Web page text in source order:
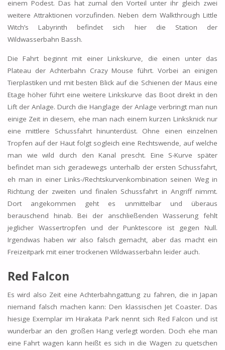
einem Podest. Das hat zumal den Vorteil unter ihr gleich zwei
weitere Attraktionen vorzufinden. Neben dem Walkthrough Little
Witch’s Labyrinth befindet sich hier die Station der
Wildwasserbahn Bassh.
Die Fahrt beginnt mit einer Linkskurve, die einen unter das
Plateau der Achterbahn Crazy Mouse führt. Vorbei an einigen
Tierplastiken und mit besten Blick auf die Schienen der Maus eine
Etage höher führt eine weitere Linkskurve das Boot direkt in den
Lift der Anlage. Durch die Hanglage der Anlage verbringt man nun
einige Zeit in diesem, ehe man nach einem kurzen Linksknick nur
eine mittlere Schussfahrt hinunterdüst. Ohne einen einzelnen
Tropfen auf der Haut folgt sogleich eine Rechtswende, auf welche
man wie wild durch den Kanal prescht. Eine S-Kurve später
befindet man sich geradewegs unterhalb der ersten Schussfahrt,
eh man in einer Links-/Rechtskurvenkombination seinen Weg in
Richtung der zweiten und finalen Schussfahrt in Angriff nimmt.
Dort angekommen geht es unmittelbar und überaus
berauschend hinab. Bei der anschließenden Wasserung fehlt
jeglicher Wassertropfen und der Punktescore ist gegen Null.
Irgendwas haben wir also falsch gemacht, aber das macht ein
Freizeitpark mit einer trockenen Wildwasserbahn leider auch.
Red Falcon
Es wird also Zeit eine Achterbahngattung zu fahren, die in Japan
niemand falsch machen kann: Den klassischen Jet Coaster. Das
hiesige Exemplar im Hirakata Park nennt sich Red Falcon und ist
wunderbar an den großen Hang verlegt worden. Doch ehe man
eine Fahrt wagen kann heißt es sich in die Wagen zu quetschen